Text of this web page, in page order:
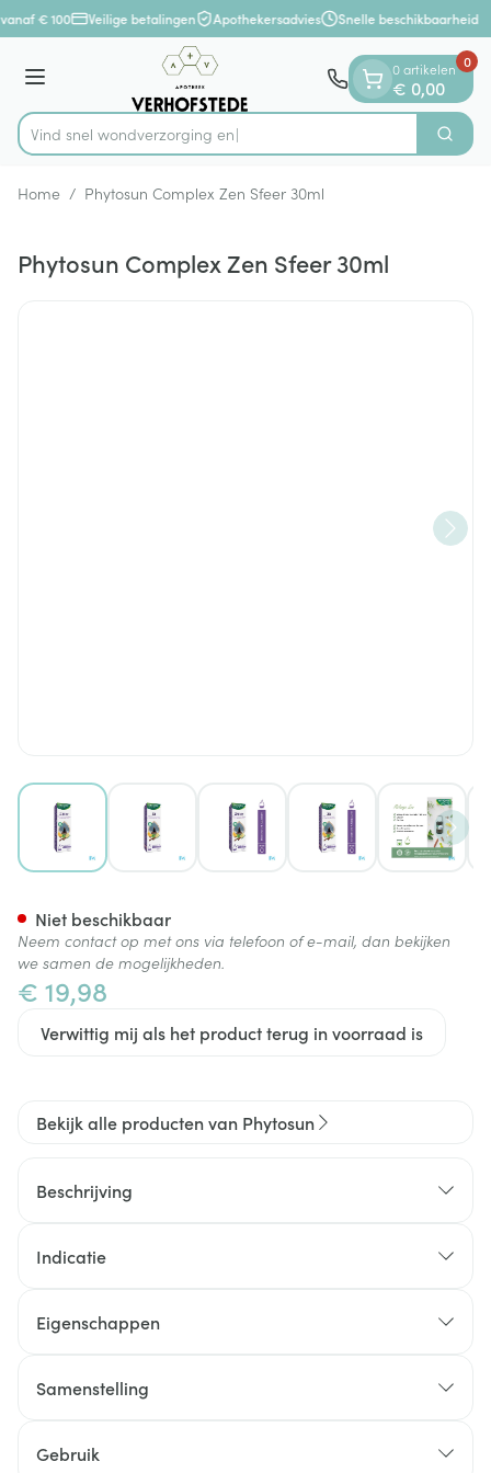
Ga naar de inhoud
1 van 1
€ 100 Veilige betalingen Apothekersadvies Snelle beschikbaarheid
Menu
Product, merk, categorie...
Vind snel wondverzor Zoek
0 artikelen
€ 0,00
0
Home / Phytosun Complex Zen Sfeer 30ml
Phytosun Complex Zen Sfeer 30ml
View larger imageView larger imageView larger imageView larger image
View
€ 19,98
Verwittig mij als het product terug in voorraad is
Niet beschikbaar
Neem contact op met ons via telefoon of e-mail, dan bekijken
we samen de mogelijkheden.
Bekijk alle producten van Phytosun
Beschrijving
Indicatie
Werkt rustgevend
Voor verstuiving
Eigenschappen
100 % natuurlijk
E.O.B.B.G.-kwaliteit
Samenstelling
Essentiële Olie van Zoete Sinaas (Citrus sinensis
Gebruik